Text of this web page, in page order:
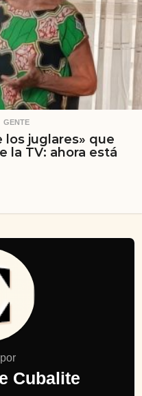
,GENTE
los juglares» que
la TV: ahora está
Cubalite